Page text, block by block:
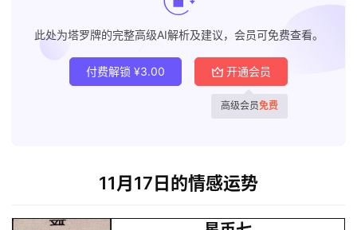
此处为塔罗牌的完整高级AI解析及建议，会员可免费查看。
付费解锁 ¥3.00 开通会员
高级会员免费
11月17日的情感运势